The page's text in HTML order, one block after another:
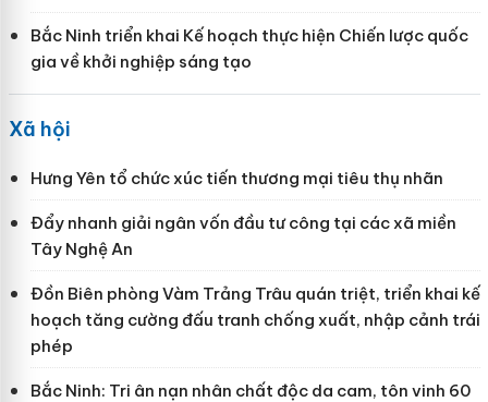
Bắc Ninh triển khai Kế hoạch thực hiện Chiến lược quốc
gia về khởi nghiệp sáng tạo
Xã hội
Hưng Yên tổ chức xúc tiến thương mại tiêu thụ nhãn
Đẩy nhanh giải ngân vốn đầu tư công tại các xã miền
Tây Nghệ An
Đồn Biên phòng Vàm Trảng Trâu quán triệt, triển khai kế
hoạch tăng cường đấu tranh chống xuất, nhập cảnh trái
phép
Bắc Ninh: Tri ân nạn nhân chất độc da cam, tôn vinh 60